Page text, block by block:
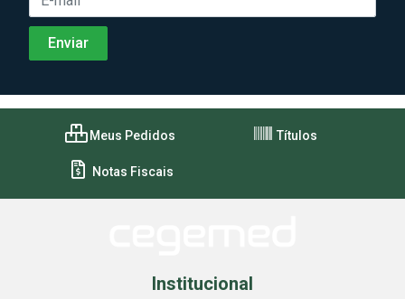
Meus Pedidos Títulos
Notas Fiscais
Institucional